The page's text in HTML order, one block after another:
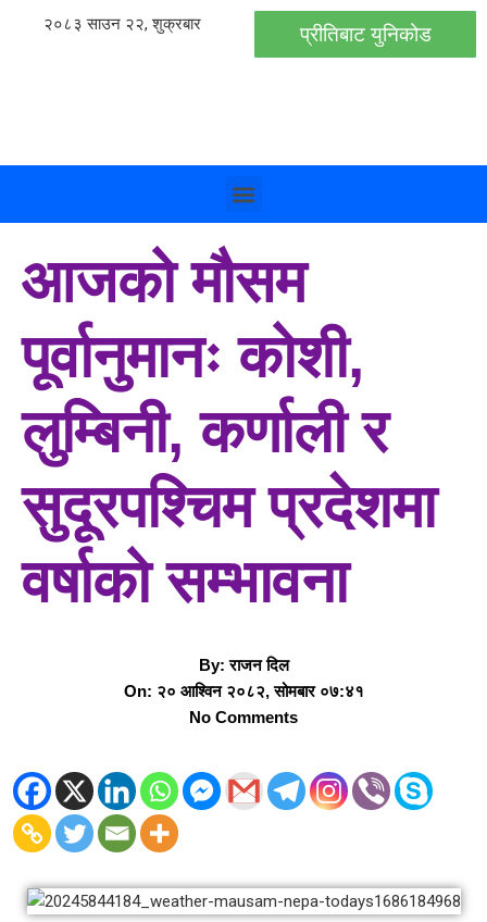
२०८३ साउन २२, शुक्रबार प्रीतिबाट युनिकोड
आजको मौसम
पूर्वानुमानः कोशी,
लुम्बिनी, कर्णाली र
सुदूरपश्चिम प्रदेशमा
वर्षाको सम्भावना
By: राजन दिल
On: २० आश्विन २०८२, सोमबार ०७:४१
No Comments